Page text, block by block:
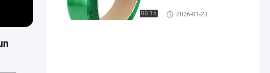
00:15
industriali
2026-01-23